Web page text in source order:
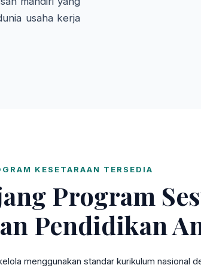
usaha kerja
KESETARAAN TERSEDIA
Program
Pendidikan
menggunakan standar kurikulum nasional